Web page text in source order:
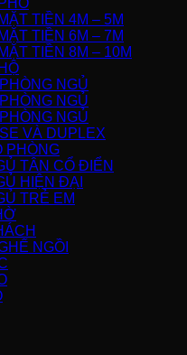
TIỀN 4M – 5M
TIỀN 6M – 7M
TIỀN 8M – 10M
NGỦ
NGỦ
NGỦ
VÀ DUPLEX
PHÒNG
TÂN CỔ ĐIỂN
HIỆN ĐẠI
TRẺ EM
NGỒI